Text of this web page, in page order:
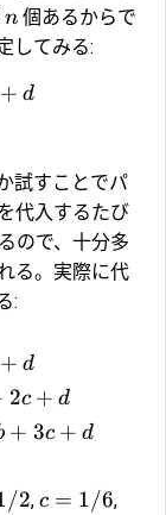
n 個あるからで
してみる:
+ d
試すことでパ
代入するたび
ので、十分多
る。実際に代
:
+ d
2c + d
+ 3c + d
2, c = 1/6,